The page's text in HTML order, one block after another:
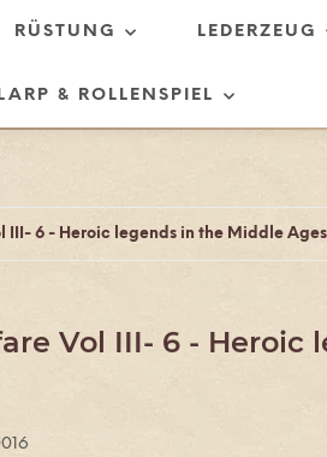
RÜSTUNG LEDERZEUG
& ROLLENSPIEL
III- 6 - Heroic legends in the Middle Ages
Vol III- 6 - Heroic